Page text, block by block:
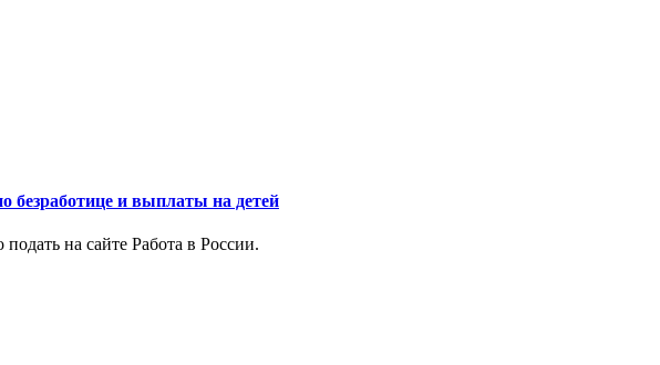
безработице и выплаты на детей
на сайте Работа в России.